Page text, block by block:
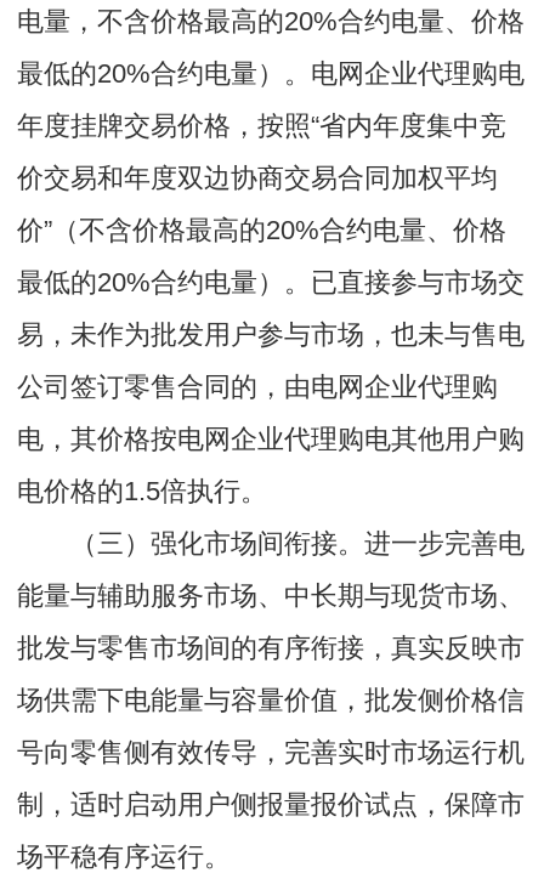
电量，不含价格最高的20%合约电量、价格
最低的20%合约电量）。电网企业代理购电
年度挂牌交易价格，按照“省内年度集中竞
价交易和年度双边协商交易合同加权平均
价”（不含价格最高的20%合约电量、价格
最低的20%合约电量）。已直接参与市场交
易，未作为批发用户参与市场，也未与售电
公司签订零售合同的，由电网企业代理购
电，其价格按电网企业代理购电其他用户购
电价格的1.5倍执行。
（三）强化市场间衔接。进一步完善电
能量与辅助服务市场、中长期与现货市场、
批发与零售市场间的有序衔接，真实反映市
场供需下电能量与容量价值，批发侧价格信
号向零售侧有效传导，完善实时市场运行机
制，适时启动用户侧报量报价试点，保障市
场平稳有序运行。